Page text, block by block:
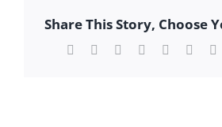
Share This Story, Choose
Facebook Reddit LinkedInWhatsApp
Tumblr